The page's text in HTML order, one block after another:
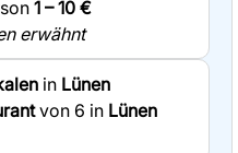
1 – 10 €
erwähnt
in Lünen
von 6 in Lünen